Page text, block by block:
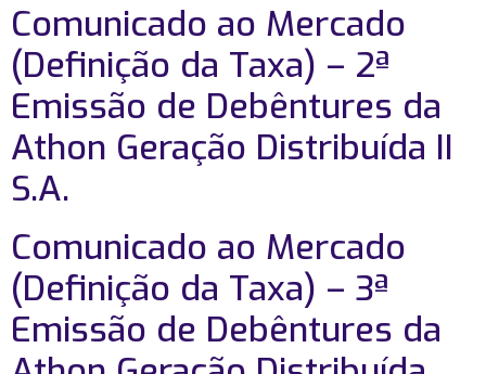
Comunicado ao Mercado
(Definição da Taxa) – 2ª
Emissão de Debêntures da
Athon Geração Distribuída II
S.A.
Comunicado ao Mercado
(Definição da Taxa) – 3ª
Emissão de Debêntures da